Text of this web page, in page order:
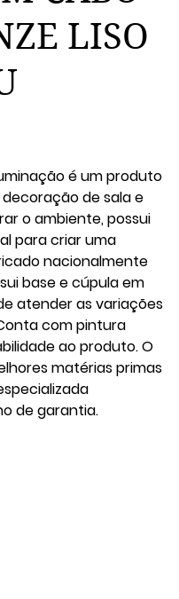
LISO
é um produto
de sala e
o ambiente, possui
para criar uma
nacionalmente
base e cúpula em
atender as variações
com pintura
ao produto. O
matérias primas
de garantia.